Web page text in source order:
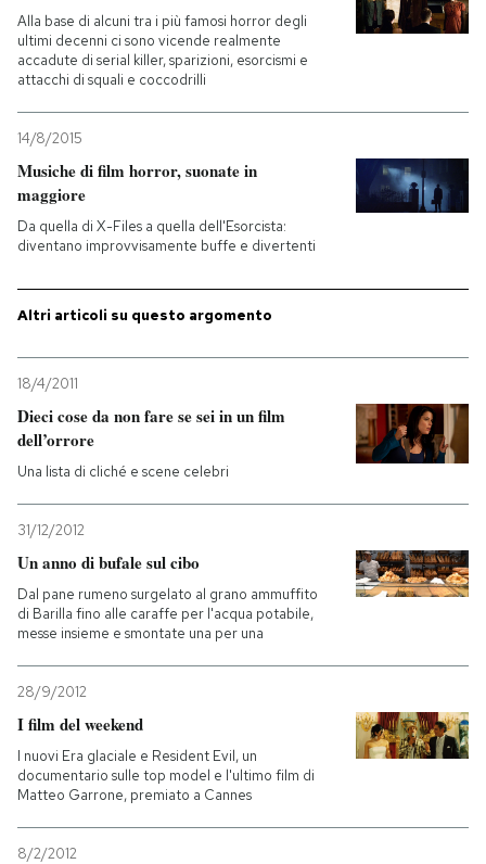
Alla base di alcuni tra i più famosi horror degli
ultimi decenni ci sono vicende realmente
accadute di serial killer, sparizioni, esorcismi e
attacchi di squali e coccodrilli
14/8/2015
Musiche di film horror, suonate in
maggiore
Da quella di X-Files a quella dell'Esorcista:
diventano improvvisamente buffe e divertenti
Altri articoli su questo argomento
18/4/2011
Dieci cose da non fare se sei in un film
dell’orrore
Una lista di cliché e scene celebri
31/12/2012
Un anno di bufale sul cibo
Dal pane rumeno surgelato al grano ammuffito
di Barilla fino alle caraffe per l'acqua potabile,
messe insieme e smontate una per una
28/9/2012
I film del weekend
I nuovi Era glaciale e Resident Evil, un
documentario sulle top model e l'ultimo film di
Matteo Garrone, premiato a Cannes
8/2/2012